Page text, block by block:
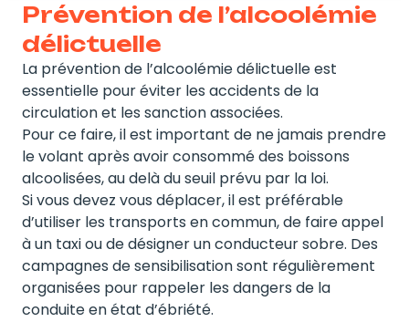
Prévention de l’alcoolémie
délictuelle
La prévention de l’alcoolémie délictuelle est
essentielle pour éviter les accidents de la
circulation et les sanction associées.
Pour ce faire, il est important de ne jamais prendre
le volant après avoir consommé des boissons
alcoolisées, au delà du seuil prévu par la loi.
Si vous devez vous déplacer, il est préférable
d’utiliser les transports en commun, de faire appel
à un taxi ou de désigner un conducteur sobre. Des
campagnes de sensibilisation sont régulièrement
organisées pour rappeler les dangers de la
conduite en état d’ébriété.